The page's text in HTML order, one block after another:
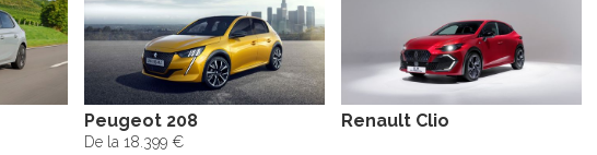
Peugeot 208
De la 18.399 €
Renault Clio